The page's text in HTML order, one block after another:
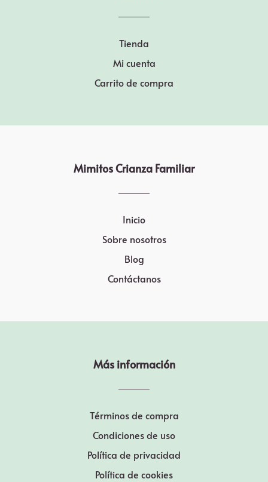
Tienda
Mi cuenta
Carrito de compra
Mimitos Crianza Familiar
Inicio
Sobre nosotros
Blog
Contáctanos
Más información
Términos de compra
Condiciones de uso
Política de privacidad
Política de cookies